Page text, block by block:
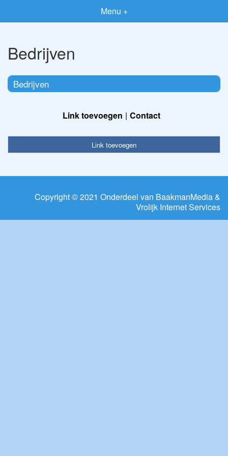
Menu +
Bedrijven
Bedrijven
Link toevoegen Contact
Link toevoegen
Copyright © 2021 Onderdeel van BaakmanMedia&
Vrolijk Internet Services